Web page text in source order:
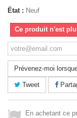
État : Neuf
Ce produit n'est
Prévenez-moi
Tweet
En achetant ce